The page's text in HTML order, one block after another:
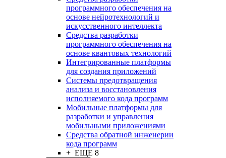
программного обеспечения на
основе нейротехнологий и
искусственного интеллекта
Средства разработки
программного обеспечения на
основе квантовых технологий
Интегрированные платформы
для создания приложений
Системы предотвращения
анализа и восстановления
исполняемого кода программ
Мобильные платформы для
разработки и управления
мобильными приложениями
Средства обратной инженерии
кода программ
+ ЕЩЕ 8